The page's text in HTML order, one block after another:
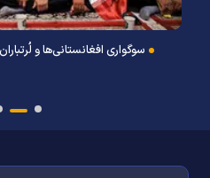
سوگواری افغانستانی‌ها و